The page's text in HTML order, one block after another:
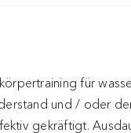
für
und / oder
gekräftigt.